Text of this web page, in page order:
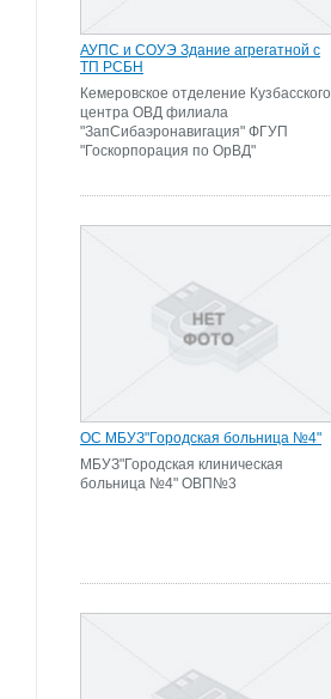
АУПС и СОУЭ Здание агрегатной с
ТП РСБН
Кемеровское отделение Кузбасского
центра ОВД филиала
"ЗапСибаэронавигация" ФГУП
"Госкорпорация по ОрВД"
ОС МБУЗ"Городская больница №4"
МБУЗ"Городская клиническая
больница №4" ОВП№3